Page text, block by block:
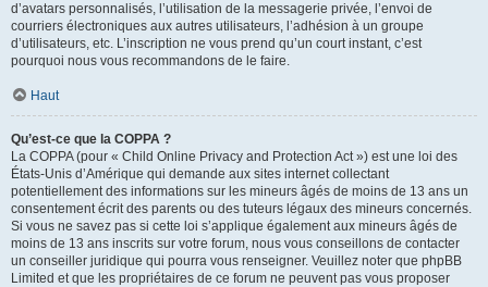
d’avatars personnalisés, l’utilisation de la messagerie privée, l’envoi de
courriers électroniques aux autres utilisateurs, l’adhésion à un groupe
d’utilisateurs, etc. L’inscription ne vous prend qu’un court instant, c’est
pourquoi nous vous recommandons de le faire.
Haut
Qu’est-ce que la COPPA ?
La COPPA (pour « Child Online Privacy and Protection Act ») est une loi des
États-Unis d’Amérique qui demande aux sites internet collectant
potentiellement des informations sur les mineurs âgés de moins de 13 ans un
consentement écrit des parents ou des tuteurs légaux des mineurs concernés.
Si vous ne savez pas si cette loi s’applique également aux mineurs âgés de
moins de 13 ans inscrits sur votre forum, nous vous conseillons de contacter
un conseiller juridique qui pourra vous renseigner. Veuillez noter que phpBB
Limited et que les propriétaires de ce forum ne peuvent pas vous proposer